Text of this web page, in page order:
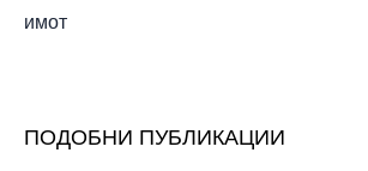
имот
ПОДОБНИ ПУБЛИКАЦИИ